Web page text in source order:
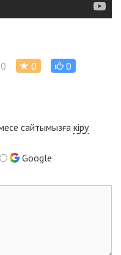
0 0 0
сайтымызға кіру
Google